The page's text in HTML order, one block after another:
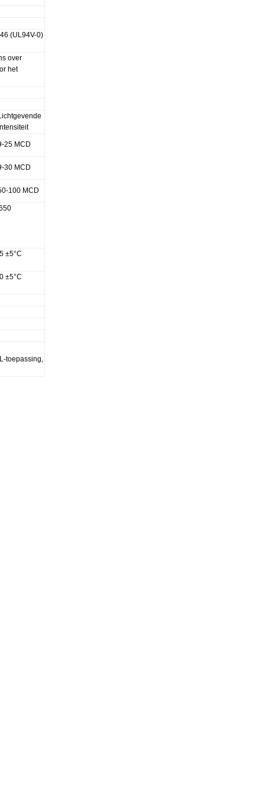
(UL94V-0)
over
het
25 MCD
30 MCD
100 MCD
±5°C
±5°C
toepassing,